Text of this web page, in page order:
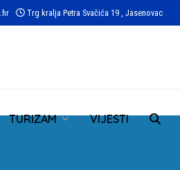
Trg kralja Petra Svačića 19 , Jasenovac
TURIZAM VIJESTI